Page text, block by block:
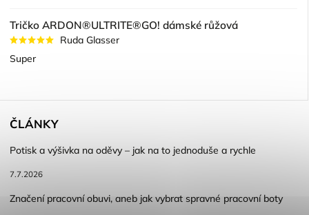
Tričko ARDON®ULTRITE®GO! dámské růžová
Ruda Glasser
Super
ČLÁNKY
Potisk a výšivka na oděvy – jak na to jednoduše a rychle
7.7.2026
Značení pracovní obuvi, aneb jak vybrat spravné pracovní boty